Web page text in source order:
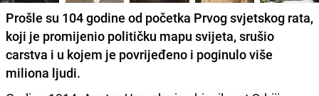
Prošle su 104 godine od početka Prvog svjetskog rata,
koji je promijenio političku mapu svijeta, srušio
carstva i u kojem je povrijeđeno i poginulo više
miliona ljudi.